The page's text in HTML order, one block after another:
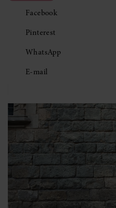
Facebook
Pinterest
WhatsApp
E-mail